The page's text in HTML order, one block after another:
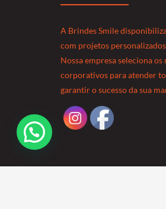
A Brindes Smile
com projetos
Nossa empresa seleciona
corporativos para atender
garantir o sucesso da sua